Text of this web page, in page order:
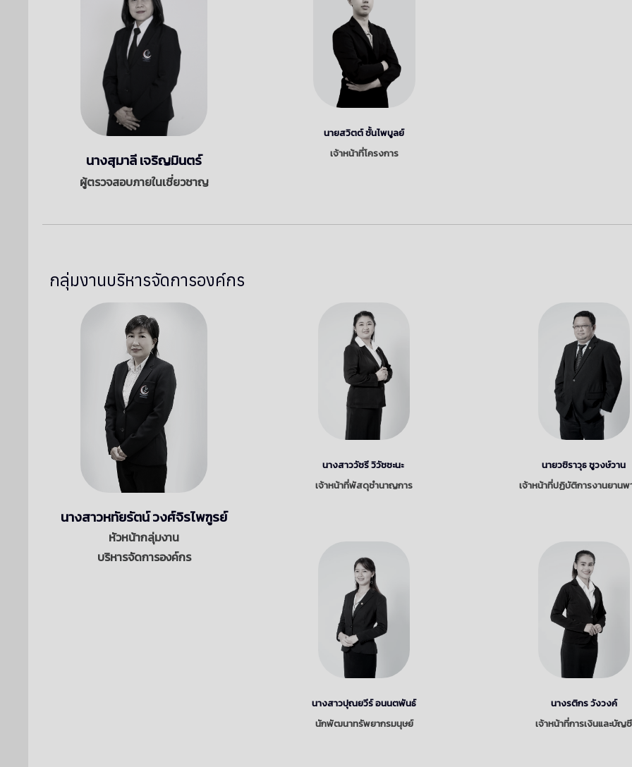
นางสุมาลี เจริญมินตร์
ผู้ตรวจสอบภายในเชี่ยวชาญ
นายสวิตต์ ชั้นไพบูลย์
เจ้าหน้าที่โครงการ
กลุ่มงานบริหารจัดการองค์กร
นางสาวหทัยรัตน์ วงศ์จิรไพฑูรย์
หัวหน้ากลุ่มงาน
บริหารจัดการองค์กร
นางสาววัชรี วิวัชชะนะ
เจ้าหน้าที่พัสดุชำนาญการ
นางสาวปุณยวีร์ อนนตพันธ์
นักพัฒนาทรัพยากรมนุษย์
นายวชิราวุธ ชูวงษ์วาน
เจ้าหน้าที่ปฏิบัติการงานยานพ
นางรติกร วังวงค์
เจ้าหน้าที่การเงินและบัญชี